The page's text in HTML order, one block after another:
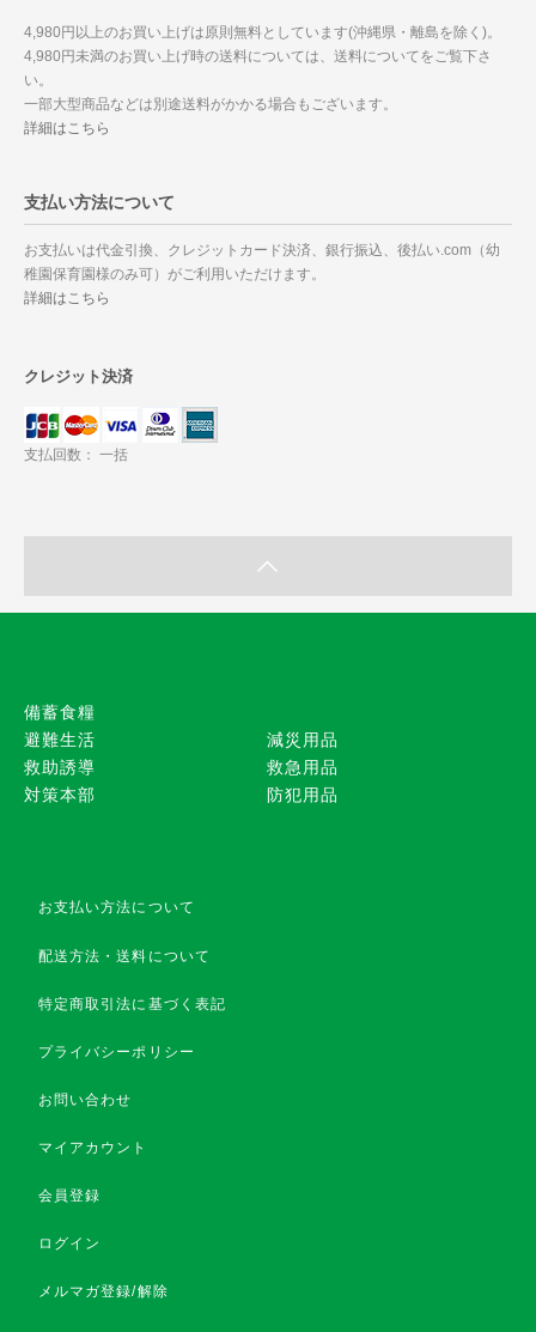
4,980円以上のお買い上げは原則無料としています(沖縄県・離島を除く)。
4,980円未満のお買い上げ時の送料については、送料についてをご覧下さ
い。
一部大型商品などは別途送料がかかる場合もございます。
詳細はこちら
支払い方法について
お支払いは代金引換、クレジットカード決済、銀行振込、後払い.com（幼
稚園保育園様のみ可）がご利用いただけます。
詳細はこちら
クレジット決済
支払回数： 一括
備蓄食糧
避難生活
救助誘導
対策本部
減災用品
救急用品
防犯用品
お支払い方法について
配送方法・送料について
特定商取引法に基づく表記
プライバシーポリシー
お問い合わせ
マイアカウント
会員登録
ログイン
メルマガ登録/解除